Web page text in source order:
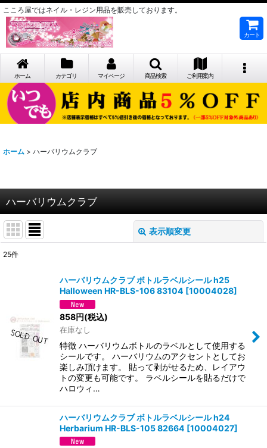
こころ屋ではネイル・レジン用品を販売しております。
カート
ホーム カテゴリ マイページ 商品検索 ご利用案内
ホーム > ハーバリウムクラブ
ハーバリウムクラブ
表示順変更
25件
ハーバリウムクラブ ボトルラベルシール h25
Halloween HR-BLS-106 83104 [10004028]
858円(税込)
在庫なし
特徴 ハーバリウムボトルのラベルとして使用する
シールです。 ハーバリウムのアクセントとしてお
楽しみ頂けます。 貼って剥がせるため、レイアウ
トの変更も可能です。 ラベルシールを貼るだけで
ハロウィ…
ハーバリウムクラブ ボトルラベルシール h24
Herbarium HR-BLS-105 82664 [10004027]